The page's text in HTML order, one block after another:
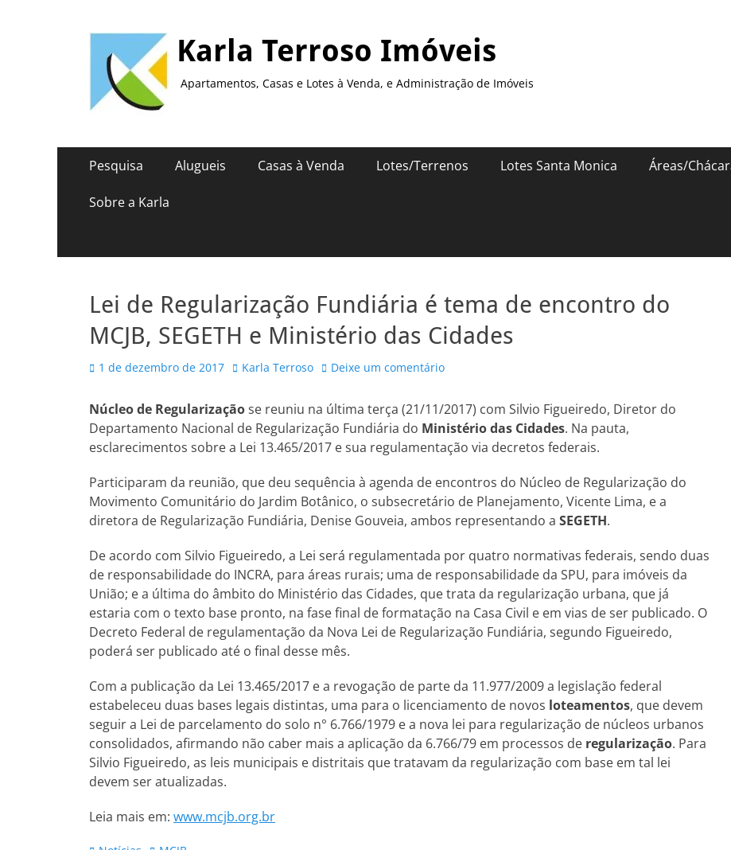
Karla Terroso Imóveis
Apartamentos, Casas e Lotes à Venda, e Administração de Imóveis
Menu
para
Pesquisa Alugueis Casas à Venda Lotes/Terrenos Lotes Santa Monica Áreas/
Sobre a Karla
Lei de Regularização Fundiária é tema de encontro do
MCJB, SEGETH e Ministério das Cidades
Posted
1 de dezembro de 2017 Autor
Karla Terroso Deixe um comentário
Núcleo de Regularizaçãose reuniu na última terça (21/11/2017) com Silvio Figueiredo, Diretor do
Departamento Nacional de Regularização Fundiária do Ministério das Cidades. Na pauta,
esclarecimentos sobre a Lei 13.465/2017 e sua regulamentação via decretos federais.
Participaram da reunião, que deu sequência à agenda de encontros do Núcleo de Regularização do
Movimento Comunitário do Jardim Botânico, o subsecretário de Planejamento, Vicente Lima, e a
diretora de Regularização Fundiária, Denise Gouveia, ambos representando a SEGETH.
De acordo com Silvio Figueiredo, a Lei será regulamentada por quatro normativas federais, sendo duas
de responsabilidade do INCRA, para áreas rurais; uma de responsabilidade da SPU, para imóveis da
União; e a última do âmbito do Ministério das Cidades, que trata da regularização urbana, que já
estaria com o texto base pronto, na fase final de formatação na Casa Civil e em vias de ser publicado. O
Decreto Federal de regulamentação da Nova Lei de Regularização Fundiária, segundo Figueiredo,
poderá ser publicado até o final desse mês.
Com a publicação da Lei 13.465/2017 e a revogação de parte da 11.977/2009 a legislação federal
estabeleceu duas bases legais distintas, uma para o licenciamento de novos loteamentos, que devem
seguir a Lei de parcelamento do solo n° 6.766/1979 e a nova lei para regularização de núcleos urbanos
consolidados, afirmando não caber mais a aplicação da 6.766/79 em processos de regularização. Para
Silvio Figueiredo, as leis municipais e distritais que tratavam da regularização com base em tal lei
devem ser atualizadas.
Leia mais em: www.mcjb.org.br